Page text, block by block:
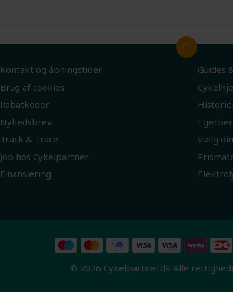
Kontakt og åbningstider
Brug af cookies
Rabatkoder
Nyhedsbrev
Track & Trace
Job hos Cykelpartner
Finansiering
Guides
Vælg
© 2026 Cykelpartner.dk Alle